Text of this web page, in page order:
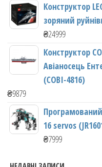
Конструктор
зоряний
₴24999
Конструктор
Авіаносець
(COBI-4816)
₴9879
16 servos
₴7999